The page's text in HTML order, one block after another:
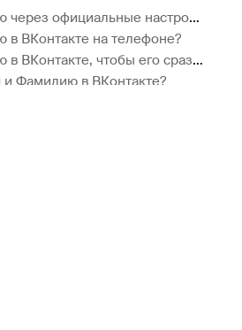
настройки профиля?
ВКонтакте на телефоне?
Как поменять Имя и Фамилию в ВКонтакте, чтобы его сразу приняли?
Фамилию в ВКонтакте?
и Фамилию в ВКонтакте?